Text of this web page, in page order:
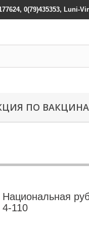
0(79)435353, Luni-
ПО
Национальная
4-110